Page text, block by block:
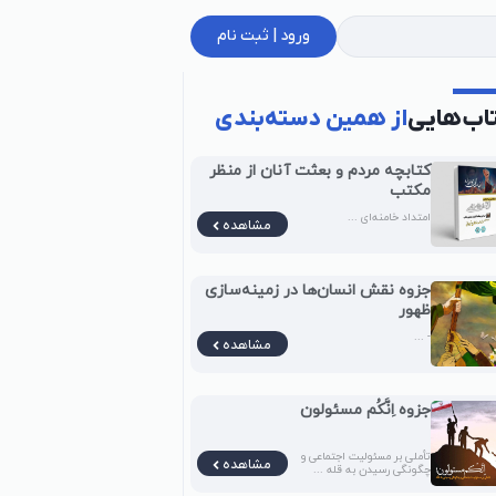
ورود | ثبت نام
از همین دسته‌بندی
کتابچه مردم و بعثت آنان از منظر
مکتب
امتداد خامنه‌ای ... مشاهده
جزوه نقش انسان‌ها در زمینه‌سازی
ظهور
- ... مشاهده
جزوه اِنَّکُم مسئولون
تأملی بر مسئولیت اجتماعی و
چگونگی رسیدن به قله ...
مشاهده